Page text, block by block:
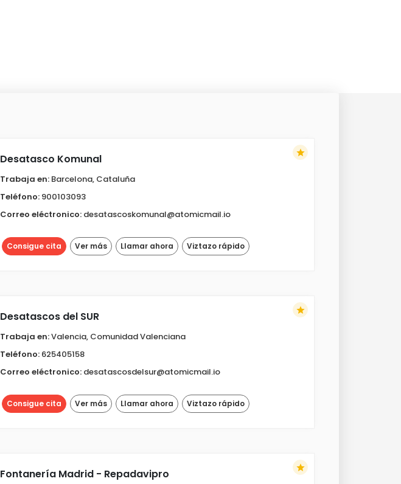
Desatasco Komunal
Trabaja en: Barcelona, Cataluña
Teléfono: 900103093
Correo eléctronico: desatascoskomunal@atomicmail.io
Consigue cita Ver más Llamar ahora Viztazo rápido
star
Desatascos del SUR
Trabaja en:Valencia, Comunidad Valenciana
Teléfono: 625405158
Correo eléctronico: desatascosdelsur@atomicmail.io
Consigue cita Ver más Llamar ahora Viztazo rápido
star
Fontanería Madrid - Repadavipro star